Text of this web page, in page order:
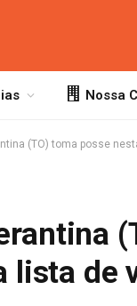
Nossa
(TO) toma posse
lista de